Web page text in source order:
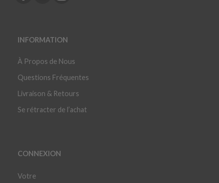
INFORMATION
À Propos de Nous
Questions Fréquentes
Livraison & Retours
Se rétracter de l’achat
CONNEXION
Votre